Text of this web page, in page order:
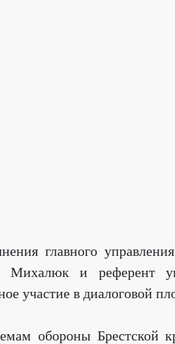
главного
Михалюк и референт
участие в диалоговой
обороны Брестской